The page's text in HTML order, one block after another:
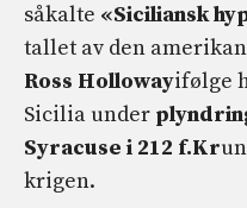
såkalte «Siciliansk
tallet av den
Ross Hollowayifølge
Sicilia under
Syracuse i 212 f.Kr
krigen.